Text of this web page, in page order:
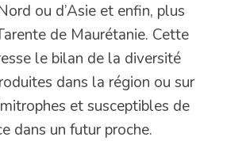
ou d’Asie et enfin, plus
de Maurétanie. Cette
le bilan de la diversité
dans la région ou sur
et susceptibles de
dans un futur proche.